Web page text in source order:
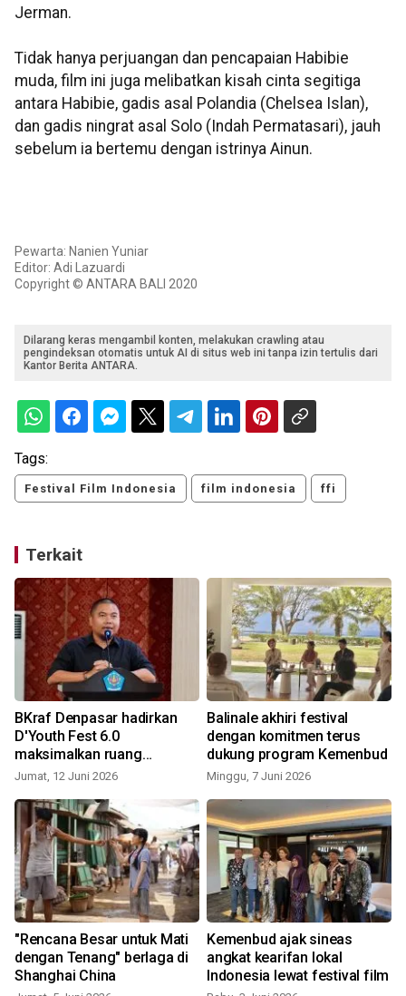
Jerman.
Tidak hanya perjuangan dan pencapaian Habibie
muda, film ini juga melibatkan kisah cinta segitiga
antara Habibie, gadis asal Polandia (Chelsea Islan),
dan gadis ningrat asal Solo (Indah Permatasari), jauh
sebelum ia bertemu dengan istrinya Ainun.
Pewarta: Nanien Yuniar
Editor: Adi Lazuardi
Copyright © ANTARA BALI 2020
Dilarang keras mengambil konten, melakukan crawling atau
pengindeksan otomatis untuk AI di situs web ini tanpa izin tertulis dari
Kantor Berita ANTARA.
Tags:
Festival Film Indonesia film indonesia ffi
Terkait
BKraf Denpasar hadirkan
D'Youth Fest 6.0
maksimalkan ruang
ekspresi anak muda
Jumat, 12 Juni 2026
Balinale akhiri festival
dengan komitmen terus
dukung program Kemenbud
Minggu, 7 Juni 2026
"Rencana Besar untuk Mati
dengan Tenang" berlaga di
Shanghai China
Kemenbud ajak sineas
angkat kearifan lokal
Indonesia lewat festival film